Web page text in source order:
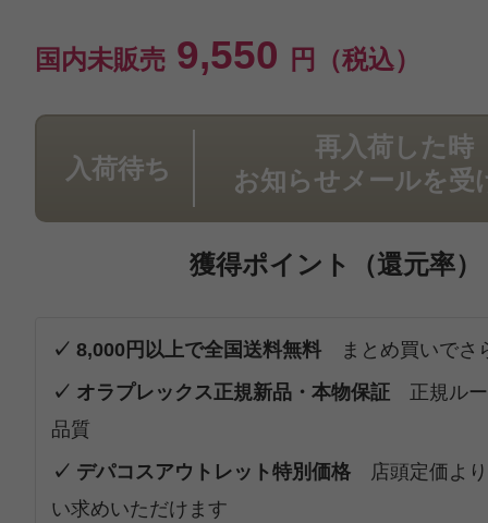
国内未販売 9,550 円（税込）
入荷待ち
再入荷した時
お知らせメールを受
獲得ポイント（還元率）
✓ 8,000円以上で全国送料無料 まとめ買いでさ
✓ オラプレックス正規新品・本物保証 正規ルー
品質
✓ デパコスアウトレット特別価格 店頭定価よ
い求めいただけます